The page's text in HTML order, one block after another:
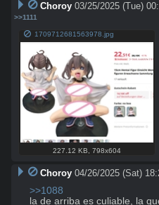
Choroy 03/25/2025 (Tue)
>>1111
1709712681563978.jpg
227.12 KB,798x604
Choroy 04/26/2025 (Sat)
>>1088
la de arriba es culiable, la